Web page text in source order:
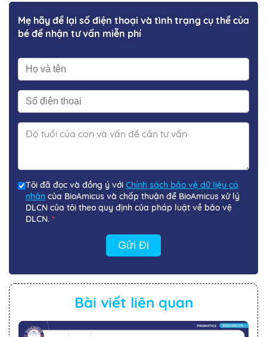
Mẹ hãy để lại số điện thoại và tình trạng cụ thể của
bé để nhận tư vấn miễn phí
Tôi đã đọc và đồng ý với Chính sách bảo vệ dữ liệu cá
nhân của BioAmicus và chấp thuận để BioAmicus xử lý
DLCN của tôi theo quy định của pháp luật về bảo vệ
DLCN. *
Gửi Đi
Bài viết liên quan